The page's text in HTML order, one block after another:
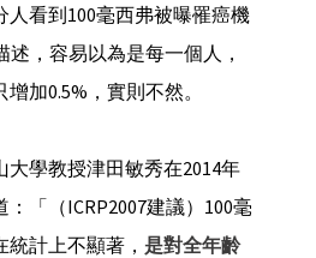
人看到100毫西弗被曝罹癌機
述，容易以為是每一個人，
加0.5%，實則不然。
學教授津田敏秀在2014年
：「（ICRP2007建議）100毫
計上不顯著， 是對全年齡